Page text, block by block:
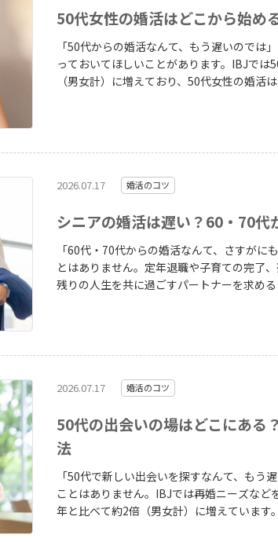
50代女性の婚活はどこから始め
「50代からの婚活なんて、もう遅いのでは」と感じて
っておいてほしいことがあります。IBJで
（男女計）に増えており、50代女性の婚活
い 50代の出会いの場はどこにある？新しいパートナーと出会う方法 出典：2024年
2026.07.17 婚活のコツ
シニアの婚活は遅い？60・70代
「60代・70代からの婚活なんて、さすがにもう
とはありません。定年退職や子育ての完了
残りの人生を共に過ごすパートナーを求め
2026.07.17 婚活のコツ
50代の出会いの場はどこにある
法
「50代で新しい出会いを探すなんて、もう遅い
ことはありません。IBJでは再婚ニーズな
年と比べて約2倍（男女計）に増えていま